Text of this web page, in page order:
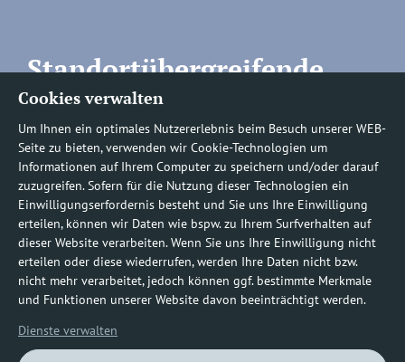
Cookies verwalten
Um Ihnen ein optimales Nutzererlebnis beim Besuch unserer WEB-
Seite zu bieten, verwenden wir Cookie-Technologien um
Informationen auf Ihrem Computer zu speichern und/oder darauf
zuzugreifen. Sofern für die Nutzung dieser Technologien ein
Einwilligungserfordernis besteht und Sie uns Ihre Einwilligung
erteilen, können wir Daten wie bspw. zu Ihrem Surfverhalten auf
dieser Website verarbeiten. Wenn Sie uns Ihre Einwilligung nicht
erteilen oder diese wiederrufen, werden Ihre Daten nicht bzw.
nicht mehr verarbeitet, jedoch können ggf. bestimmte Merkmale
und Funktionen unserer Website davon beeinträchtigt werden.
Dienste verwalten
Standortübergreifende
Rufnummern
Befundauskünfte/
Nachforderungen
0800 1219100-10